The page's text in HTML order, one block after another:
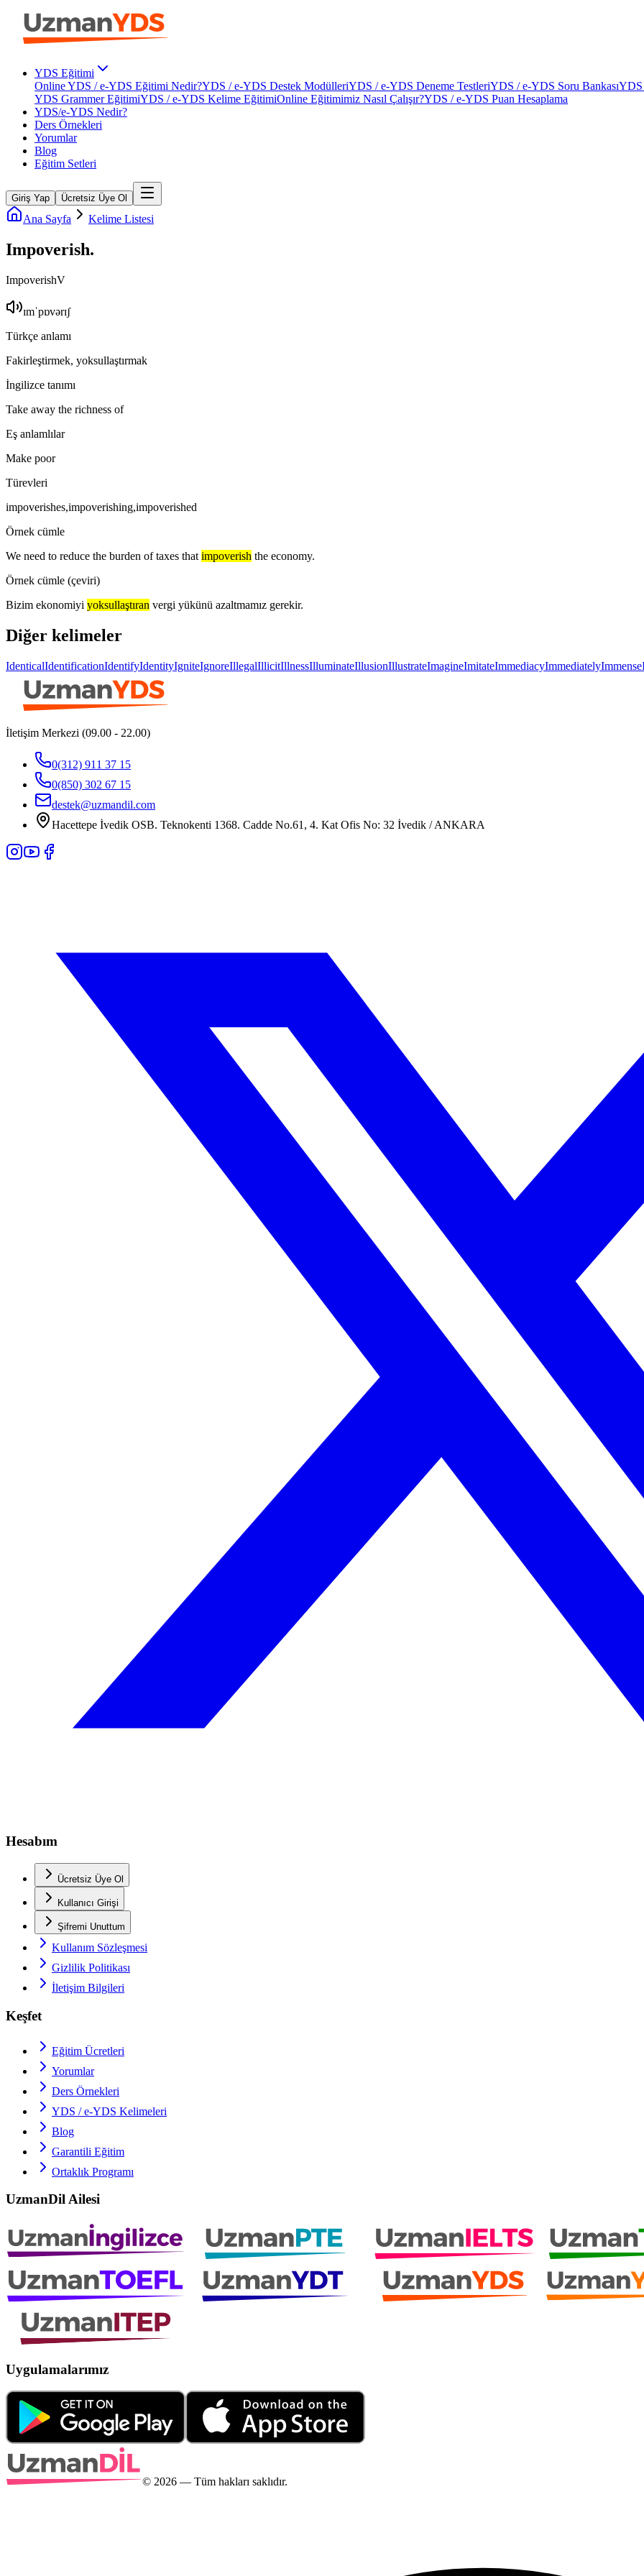
YDS Eğitimi
Online YDS / e-YDS Eğitimi Nedir?YDS / e-YDS Destek ModülleriYDS / e-YDS Deneme TestleriYDS / e-YDS Soru BankasıYDS
YDS Grammer EğitimiYDS / e-YDS Kelime EğitimiOnline Eğitimimiz Nasıl Çalışır?YDS / e-YDS Puan Hesaplama
YDS/e-YDS Nedir?
Ders Örnekleri
Yorumlar
Blog
Eğitim Setleri
Giriş Yap Ücretsiz Üye Ol
Ana Sayfa Kelime Listesi
Impoverish.
ImpoverishV
ɪmˈpɒvərɪʃ
Türkçe anlamı
Fakirleştirmek, yoksullaştırmak
İngilizce tanımı
Take away the richness of
Eş anlamlılar
Make poor
Türevleri
impoverishes,impoverishing,impoverished
Örnek cümle
We need to reduce the burden of taxes that impoverish the economy.
Örnek cümle (çeviri)
Bizim ekonomiyi yoksullaştıran vergi yükünü azaltmamız gerekir.
Diğer kelimeler
IdenticalIdentificationIdentifyIdentityIgniteIgnoreIllegalIllicitIllnessIlluminateIllusionIllustrateImagineImitateImmediacyImmediatelyImmense
İletişim Merkezi (09.00 - 22.00)
0(312) 911 37 15
0(850) 302 67 15
destek@uzmandil.com
Hacettepe İvedik OSB. Teknokenti 1368. Cadde No.61, 4. Kat Ofis No: 32 İvedik / ANKARA
Hesabım
Ücretsiz Üye Ol
Kullanıcı Girişi
Şifremi Unuttum
Kullanım Sözleşmesi
Gizlilik Politikası
İletişim Bilgileri
Keşfet
Eğitim Ücretleri
Yorumlar
Ders Örnekleri
YDS / e-YDS Kelimeleri
Blog
Garantili Eğitim
Ortaklık Programı
UzmanDil Ailesi
Uygulamalarımız
© 2026 — Tüm hakları saklıdır.